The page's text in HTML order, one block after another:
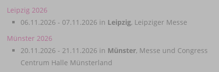
Leipzig 2026
06.11.2026 - 07.11.2026 in Leipzig, Leipziger Messe
Münster 2026
20.11.2026 - 21.11.2026 in Münster, Messe und Congress
Centrum Halle Münsterland